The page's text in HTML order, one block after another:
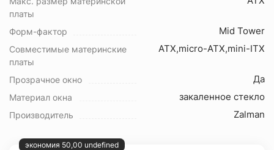
платы
Форм-фактор Mid Tower
Совместимые материнские
платы
ATX,micro-ATX,mini-ITX
Прозрачное окно Да
Материал окна закаленное стекло
Производитель Zalman
экономия 50,00 undefined